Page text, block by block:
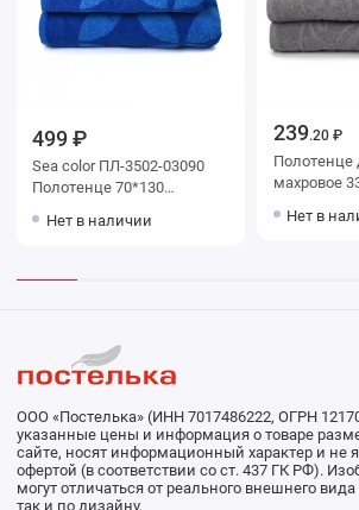
499 ₽
Sea color ПЛ-3502-03090
Полотенце 70*130
Нет в наличии
239.20 ₽
Полотенце для лица 50х90
махровое 330 г/м2
Нет в
ООО «Постелька» (ИНН 7017486222, ОГРН
указанные цены и информация о товаре
сайте, носят информационный характер и не
офертой (в соответствии со ст. 437 ГК РФ).
могут отличаться от реального внешнего вида
так и по дизайну.